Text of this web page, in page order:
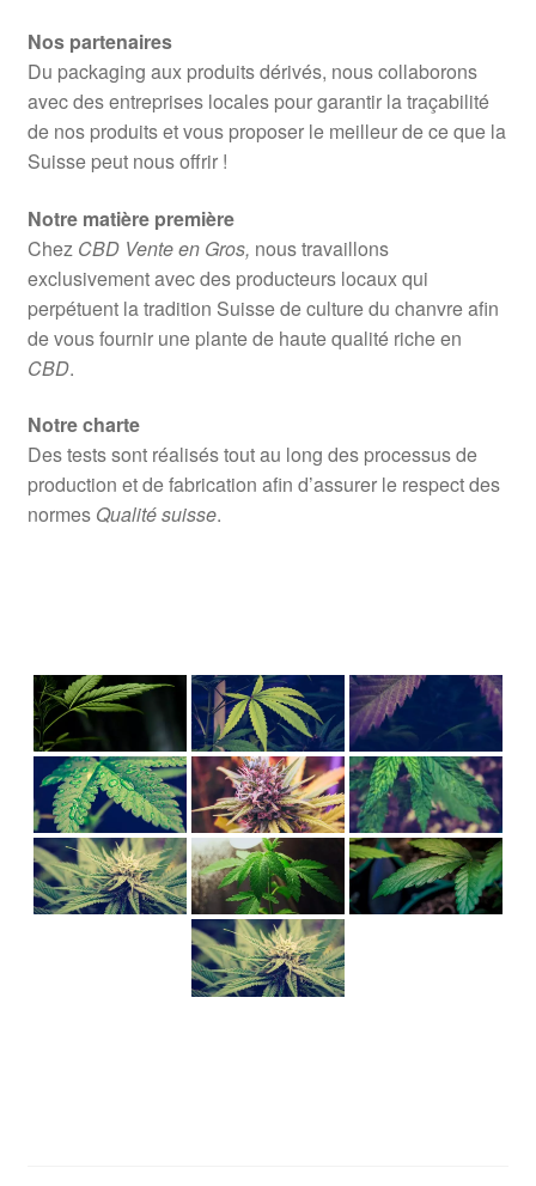
Nos partenaires
Du packaging aux produits dérivés, nous collaborons
avec des entreprises locales pour garantir la traçabilité
de nos produits et vous proposer le meilleur de ce que la
Suisse peut nous offrir !
Notre matière première
Chez CBD Vente en Gros, nous travaillons
exclusivement avec des producteurs locaux qui
perpétuent la tradition Suisse de culture du chanvre afin
de vous fournir une plante de haute qualité riche en
CBD.
Notre charte
Des tests sont réalisés tout au long des processus de
production et de fabrication afin d’assurer le respect des
normes Qualité suisse.